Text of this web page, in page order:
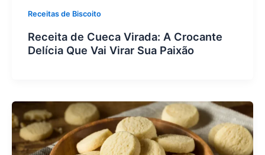
Receitas de Biscoito
Receita de Cueca Virada: A Crocante
Delícia Que Vai Virar Sua Paixão